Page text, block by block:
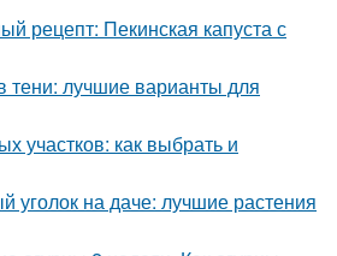
рецепт: Пекинская капуста с
тени: лучшие варианты для
участков: как выбрать и
уголок на даче: лучшие растения